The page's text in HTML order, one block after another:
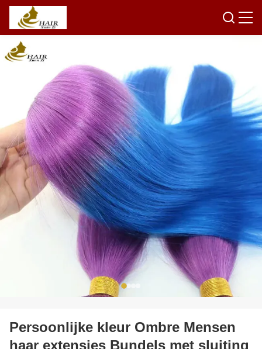
Persoonlijke kleur Ombre Mensen
haar extensies Bundels met sluiting